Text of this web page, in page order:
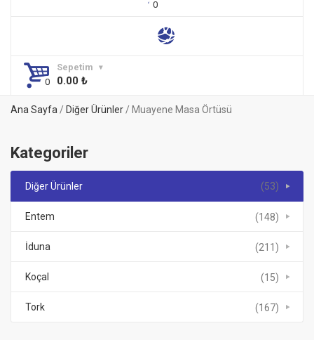
Sepetim
0.00 ₺
Ana Sayfa/ Diğer Ürünler/ Muayene Masa Örtüsü
Kategoriler
Diğer Ürünler (53)
Entem (148)
İduna (211)
Koçal (15)
Tork (167)